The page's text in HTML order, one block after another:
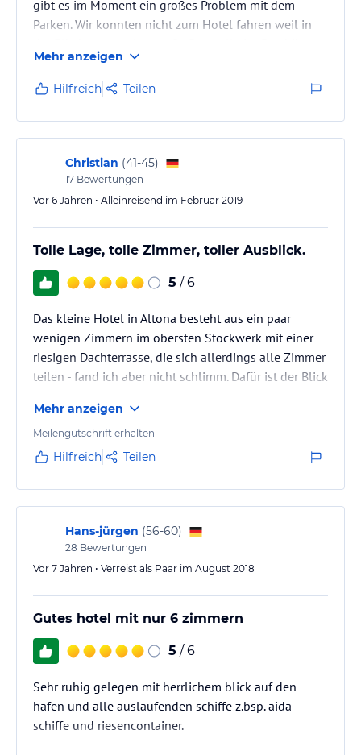
gibt es im Moment ein großes Problem mit dem
Parken. Wir konnten nicht zum Hotel fahren weil in
man vorher schon kommunizieren können. Man kann
wohl durchfahren wenn es gerade mit den arbeiten
klappt. Die Ansprechperson vor Ort war sehr
freundlich und sehr hilfsbereit.
Mehr anzeigen
Hilfreich Teilen
Christian (41-45)
17 Bewertungen
Vor 6 Jahren • Alleinreisend im Februar 2019
Tolle Lage, tolle Zimmer, toller Ausblick.
5 / 6
Das kleine Hotel in Altona besteht aus ein paar
wenigen Zimmern im obersten Stockwerk mit einer
riesigen Dachterrasse, die sich allerdings alle Zimmer
teilen - fand ich aber nicht schlimm. Dafür ist der Blick
einfach umwerfend! Die Zimmer sind modern und
schön eingerichtet mit einem grossen Bad und
kostenfreier Minibar. Leider hat bei meiner Anreise der
mit Gepäck in den obersten Stock nehmen musste -
naja, ich habe…
Mehr anzeigen
Meilengutschrift erhalten
Hilfreich Teilen
Hans-jürgen (56-60)
28 Bewertungen
Vor 7 Jahren • Verreist als Paar im August 2018
Gutes hotel mit nur 6 zimmern
5 / 6
Sehr ruhig gelegen mit herrlichem blick auf den
hafen und alle auslaufenden schiffe z.bsp. aida
schiffe und riesencontainer.